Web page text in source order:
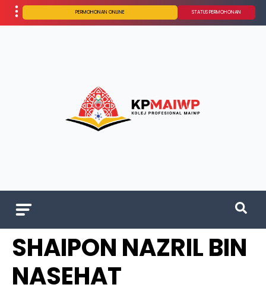
PERMOHONAN ONLINE STATUS PERMOHONAN
SHAIPON NAZRIL BIN
NASEHAT